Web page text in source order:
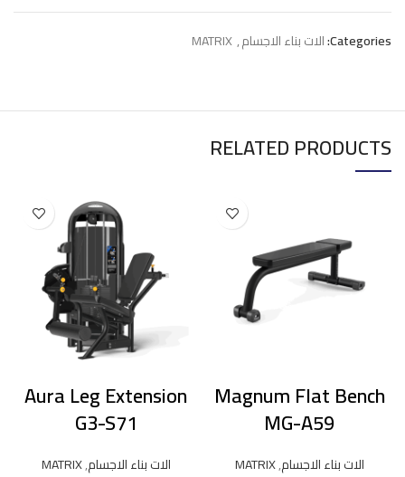
Categories: الات بناء الاجسام,
MATRIX
RELATED PRODUCTS
Magnum Flat Bench
MG-A59
الات بناء الاجسام,
MATRIX
Aura Leg Extension
G3-S71
الات بناء الاجسام,
MATRIX